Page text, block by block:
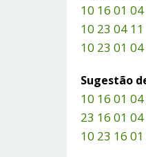
10 16 01
10 23 04
10 23 01
Sugestão
10 16 01
23 16 01
10 23 16